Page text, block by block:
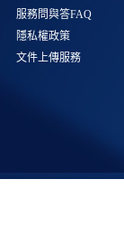
服務問與答FAQ
隱私權政策
文件上傳服務